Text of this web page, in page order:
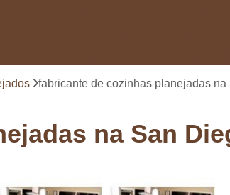
Deck de Madeira para Varanda
Deck de
Deck em Madeira Cumaru
fabricante de cozinhas planejadas
na San